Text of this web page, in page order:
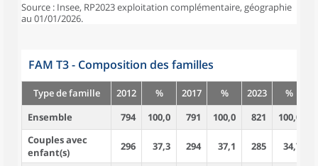
Source : Insee, RP2023 exploitation complémentaire, géographie
au 01/01/2026.
FAM T3 - Composition des familles
Type de famille 2012 % 2017 % 2023
%
Ensemble
794 100,0 791 100,0 821
100,0
Couples avec
enfant(s)
296 37,3 294 37,1 285 34,7